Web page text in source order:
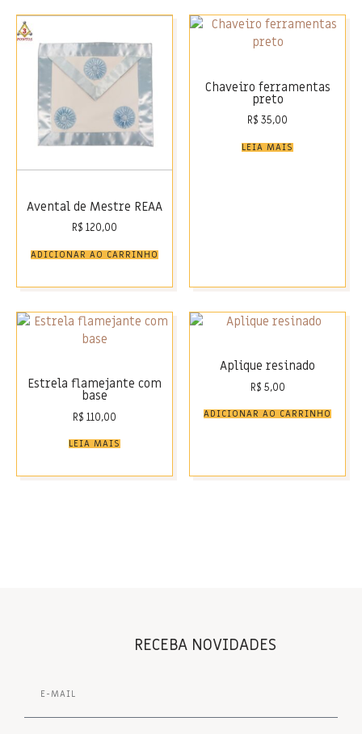
Avental de Mestre REAA
R$ 120,00
ADICIONAR AO CARRINHO
Chaveiro ferramentas
preto
R$ 35,00
LEIA MAIS
Estrela flamejante com
base
R$ 110,00
LEIA MAIS
Aplique resinado
R$ 5,00
ADICIONAR AO CARRINHO
RECEBA NOVIDADES